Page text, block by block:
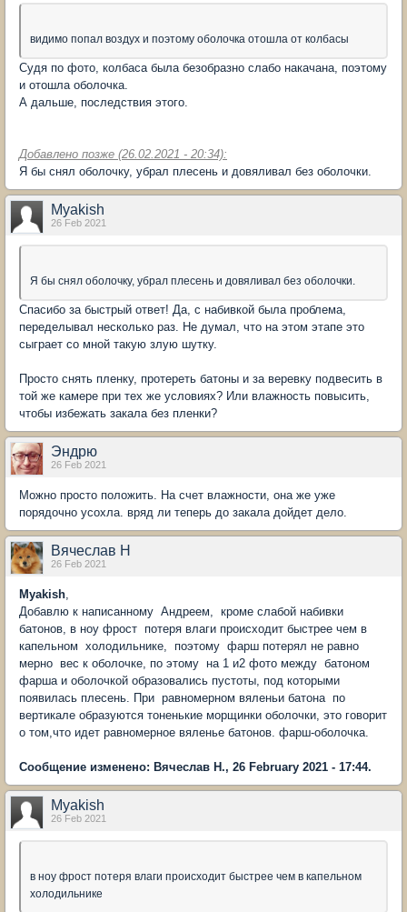
видимо попал воздух и поэтому оболочка отошла от колбасы
Судя по фото, колбаса была безобразно слабо накачана, поэтому
и отошла оболочка.
А дальше, последствия этого.
Добавлено позже (26.02.2021 - 20:34):
Я бы снял оболочку, убрал плесень и довяливал без оболочки.
Myakish
26 Feb 2021
Я бы снял оболочку, убрал плесень и довяливал без оболочки.
Спасибо за быстрый ответ! Да, с набивкой была проблема,
переделывал несколько раз. Не думал, что на этом этапе это
сыграет со мной такую злую шутку.
Просто снять пленку, протереть батоны и за веревку подвесить в
той же камере при тех же условиях? Или влажность повысить,
чтобы избежать закала без пленки?
Эндрю
26 Feb 2021
Можно просто положить. На счет влажности, она же уже
порядочно усохла. вряд ли теперь до закала дойдет дело.
Вячеслав Н
26 Feb 2021
Myakish,
Добавлю к написанному Андреем, кроме слабой набивки
батонов, в ноу фрост потеря влаги происходит быстрее чем в
капельном холодильнике, поэтому фарш потерял не равно
мерно вес к оболочке, по этому на 1 и2 фото между батоном
фарша и оболочкой образовались пустоты, под которыми
появилась плесень. При равномерном вяленьи батона по
вертикале образуются тоненькие морщинки оболочки, это говорит
о том,что идет равномерное вяленье батонов. фарш-оболочка.
Сообщение изменено: Вячеслав Н., 26 February 2021 - 17:44.
Myakish
26 Feb 2021
в ноу фрост потеря влаги происходит быстрее чем в капельном
холодильнике